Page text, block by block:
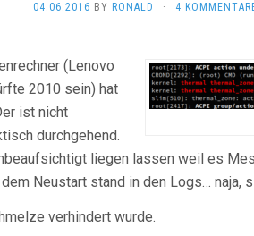
04.06.2016 BY RONALD · 4
(Lenovo
2010 sein) hat
ist nicht
durchgehend.
liegen lassen weil es
Neustart stand in den Logs… naja,
verhindert wurde.